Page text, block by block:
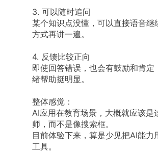
3. 可以随时追问
某个知识点没懂，可以直接语音继
方式再讲一遍。
4. 反馈比较正向
即使回答错误，也会有鼓励和肯定
绪帮助挺明显。
整体感觉：
AI应用在教育场景，大概就应该
师，而不是像搜索框。
目前体验下来，算是少见把AI能力
工具。